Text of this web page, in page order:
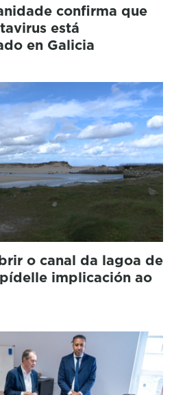
confirma que
está
en Galicia
o canal da lagoa de
implicación ao